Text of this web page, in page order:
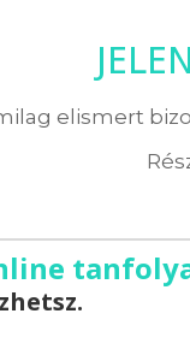
elismert